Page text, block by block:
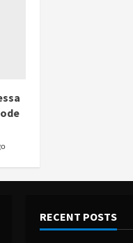
RECENT POSTS